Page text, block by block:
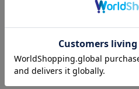
洗濯表示について